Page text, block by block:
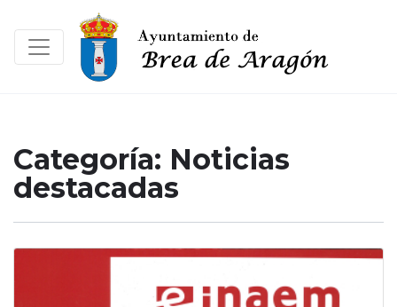
Categoría: Noticias
destacadas